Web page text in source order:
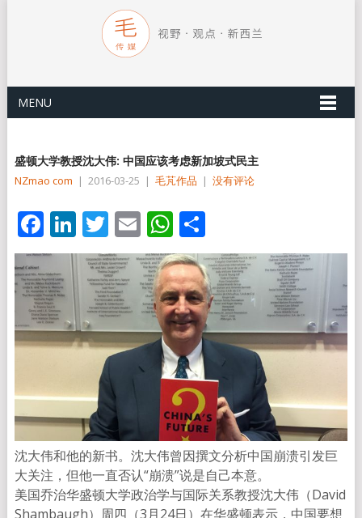
MENU
盛顿大学教授沈大伟: 中国应该考虑新加坡式民主
NZmao com | 2016-03-25 | 毛芃作品 | 没有评论
Facebook
LinkedIn
Twitter
EmailWhatsApp
分
享
沈大伟和他的新书。沈大伟曾因撰文分析中国崩溃引发巨
大关注，但他一直否认“崩溃”说是自己本意。
美国乔治华盛顿大学政治学与国际关系教授沈大伟（David
Shambaugh）周四（3月24日）在华盛顿表示，中国要想